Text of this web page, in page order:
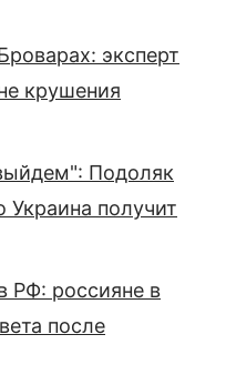
эксперт
крушения
Подоляк
Украина получит
РФ: россияне в
после